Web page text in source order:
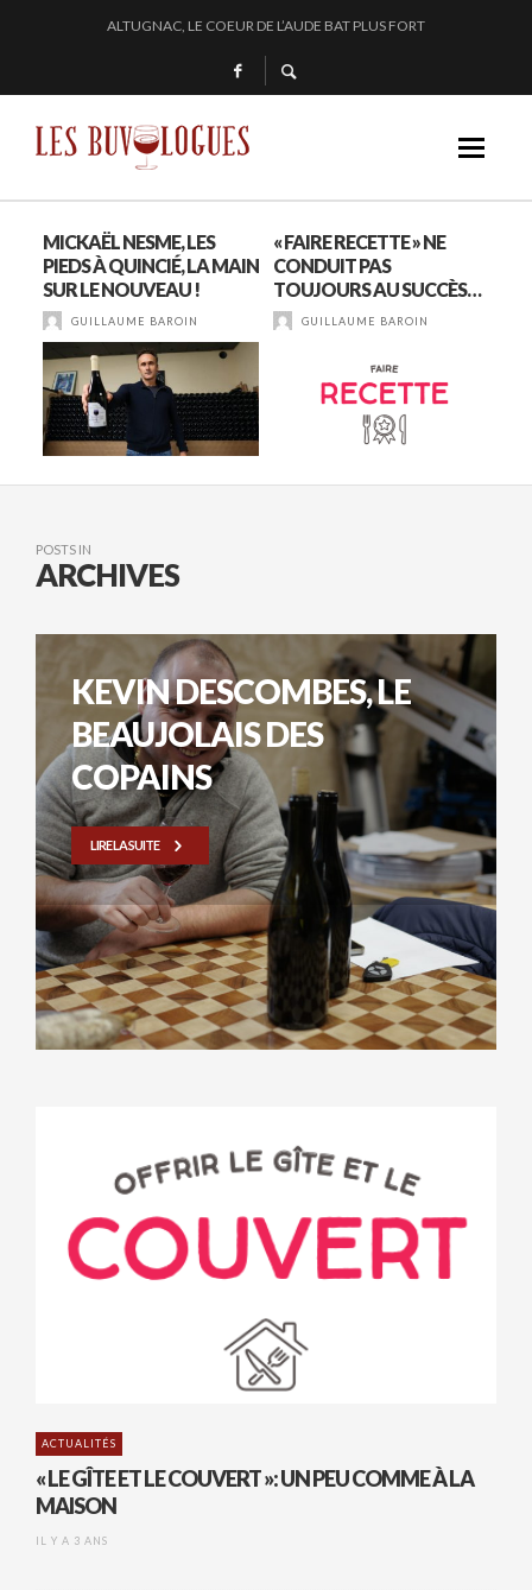
ALTUGNAC, LE COEUR DE L’AUDE BAT PLUS FORT
CHEZ DOMINIQUE GRUHIER, C’EST BULLE, BLANC, ROUGE !
EN 2024, JULIE PITOISET DESSINE LE TRIANGLE DES MOULIN À VENT
MICKAËL NESME, LES
PIEDS À QUINCIÉ, LA MAIN
SUR LE NOUVEAU !
GUILLAUME BAROIN
« FAIRE RECETTE » NE
CONDUIT PAS
TOUJOURS AU SUCCÈS…
GUILLAUME BAROIN
POSTS IN
ARCHIVES
KEVIN DESCOMBES, LE
BEAUJOLAIS DES
COPAINS
LIRE LA SUITE
ACTUALITÉS
« LE GÎTE ET LE COUVERT »: UN PEU COMME À LA
MAISON
IL Y A 3 ANS